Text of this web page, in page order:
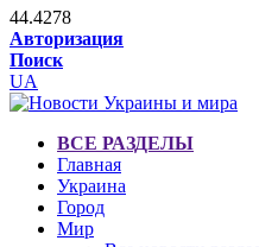
44.4278
Авторизация
Поиск
UA
ВСЕ РАЗДЕЛЫ
Главная
Украина
Город
Мир